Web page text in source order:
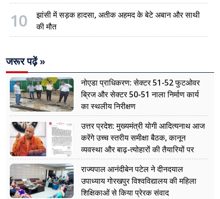
10
झांसी में सड़क हादसा, अतीक अहमद के बेटे अबान और साथी
की मौत
जरूर पढ़ें »
नोएडा प्राधिकरण: सेक्टर 51-52 फुटओवर
ब्रिज और सेक्टर 50-51 नाला निर्माण कार्य
का स्थलीय निरीक्षण
उत्तर प्रदेश: मुख्यमंत्री योगी आदित्यनाथ आज
करेंगे उच्च स्तरीय समीक्षा बैठक, कानून
व्यवस्था और बाढ़-त्योहारों की तैयारियों पर
नजर
राज्यपाल आनंदीबेन पटेल ने दीनदयाल
उपाध्याय गोरखपुर विश्वविद्यालय की महिला
शिक्षिकाओं से किया प्रेरक संवाद